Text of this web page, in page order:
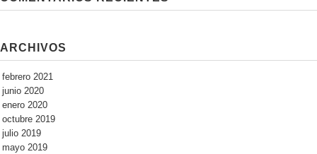
ARCHIVOS
febrero 2021
junio 2020
enero 2020
octubre 2019
julio 2019
mayo 2019